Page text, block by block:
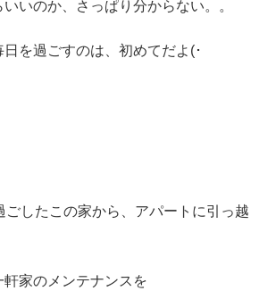
いのか、さっぱり分からない。。
を過ごすのは、初めてだよ(･
ごしたこの家から、アパートに引っ越
家のメンテナンスを